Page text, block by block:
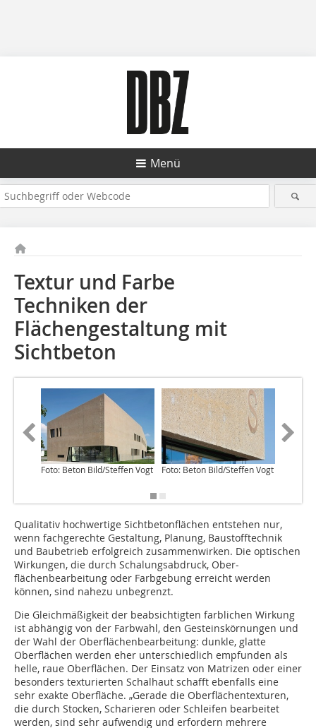
Menü
Textur und Farbe
Techniken der
Flächengestaltung mit
Sichtbeton
Foto: Beton Bild/Steffen Vogt Foto: Beton Bild/Steffen Vogt
Qualitativ hochwertige Sichtbetonflächen ent­stehen nur,
wenn fachgerechte Gestaltung, Planung, Baustofftechnik
und Baubetrieb erfolgreich zusammenwirken. Die optischen
Wirkungen, die durch Schalungsabdruck, Ober­
flächenbearbeitung oder Farbgebung erreicht werden
können, sind nahezu unbegrenzt.
Die Gleichmäßigkeit der beabsichtigten farblichen Wirkung
ist abhängig von der Farbwahl, den Gesteinskörnungen und
der Wahl der Oberflächenbearbeitung: dunkle, glatte
Oberflächen werden eher unterschiedlich empfunden als
helle, raue Oberflächen. Der Einsatz von Matrizen oder einer
besonders texturierten Schalhaut schafft ebenfalls eine
sehr exakte Oberfläche. „Gerade die Oberflächentexturen,
die durch Stocken, Scharieren oder Schleifen bearbeitet
werden, sind sehr aufwendig und erfordern mehrere